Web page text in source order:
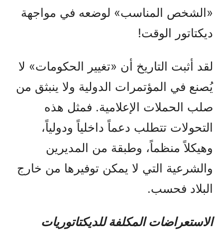
«الشخص المناسب» لوضعه في مواجهة
ديكتاتور الوقت!
لقد أثبت التاريخ أن «تغيير الحكومات» لا
يُصنع في المؤتمرات الدولية ولا ينبثق من
صلب الحملات الإعلامية. فمثل هذه
التحولات تتطلب دعماً داخلياً ودولياً،
وهيكلاً منظماً، وطبقة من المديرين
والشرعية التي لا يمكن توفيرها من خارج
البلاد فحسب.
الاستعراضات المكلفة للديكتاتوريات